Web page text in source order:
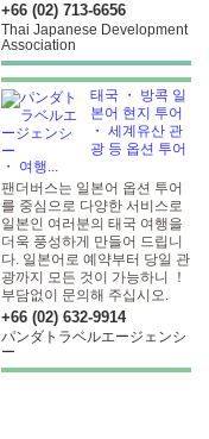
+66 (02) 713-6656
Thai Japanese Development
Association
태국 ・ 방콕 일
본어 현지 투어
・ 세계유산 관
광 등 옵션 투어
・ 여행...
팬더버스는 일본어 옵션 투어
를 중심으로 다양한 서비스로
일본인 여러분의 태국 여행을
더욱 풍성하게 만들어 드립니
다. 일본어로 예약부터 당일 관
광까지 모든 것이 가능하니 ！
부담없이 문의해 주십시오.
+66 (02) 632-9914
パンダトラベルエージェンシ
ー